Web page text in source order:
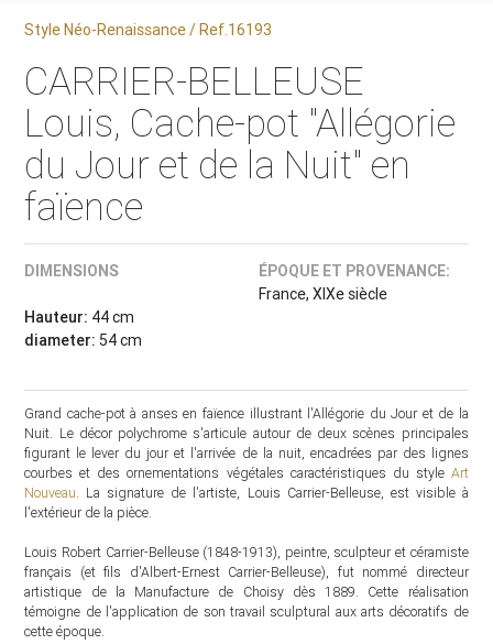
Style Néo-Renaissance / Ref.16193
CARRIER-BELLEUSE
Louis, Cache-pot "Allégorie
du Jour et de la Nuit" en
faïence
DIMENSIONS
Hauteur: 44 cm
diameter: 54 cm
ÉPOQUE ET PROVENANCE:
France, XIXe siècle
Grand cache-pot à anses en faïence illustrant l'Allégorie du Jour et de la
Nuit. Le décor polychrome s'articule autour de deux scènes principales
figurant le lever du jour et l'arrivée de la nuit, encadrées par des lignes
courbes et des ornementations végétales caractéristiques du style Art
Nouveau. La signature de l'artiste, Louis Carrier-Belleuse, est visible à
l'extérieur de la pièce.
Louis Robert Carrier-Belleuse (1848-1913), peintre, sculpteur et céramiste
français (et fils d'Albert-Ernest Carrier-Belleuse), fut nommé directeur
artistique de la Manufacture de Choisy dès 1889. Cette réalisation
témoigne de l'application de son travail sculptural aux arts décoratifs de
cette époque.